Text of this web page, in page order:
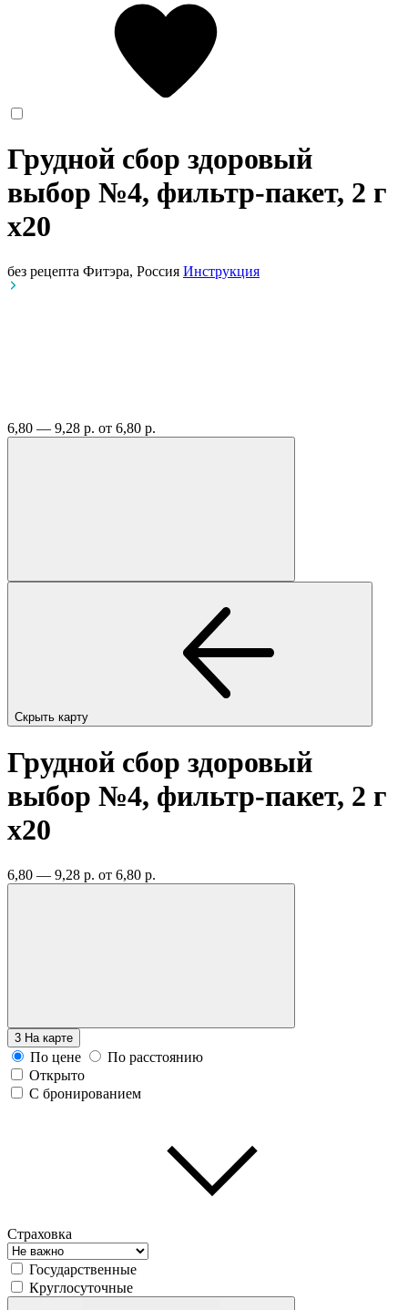
Грудной сбор здоровый
выбор №4, фильтр-пакет, 2 г
x20
без рецепта Фитэра, Россия Инструкция
6,80 — 9,28 р. от 6,80 р.
Скрыть карту
Грудной сбор здоровый
выбор №4, фильтр-пакет, 2 г
x20
6,80 — 9,28 р. от 6,80 р.
3 На карте
По цене
По расстоянию
Открыто
С бронированием
Страховка
Государственные
Круглосуточные